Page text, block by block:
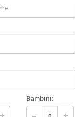
Bambini: